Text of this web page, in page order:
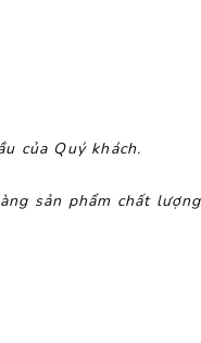
của Quý khách.
sản phẩm chất